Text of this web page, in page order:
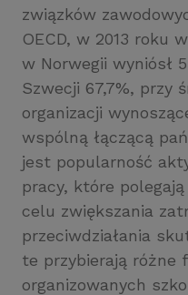
związków
OECD, w 2013 roku
w Norwegii wyniósł
Szwecji 67,7%, przy
organizacji
wspólną łączącą
jest popularność
pracy, które
celu zwiększania
przeciwdziałania
te przybierają różne
organizowanych